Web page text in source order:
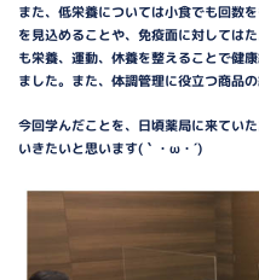
また、低栄養については小食でも回数
を見込めることや、免疫面に対しては
も栄養、運動、休養を整えることで健
ました。また、体調管理に役立つ商品
今回学んだことを、日頃薬局に来てい
いきたいと思います(｀・ω・´)